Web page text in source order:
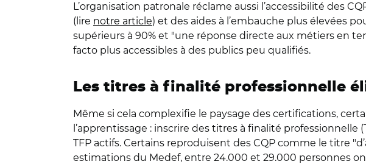
L’organisation patronale réclame aussi l’accessibilité des
(lire notre article) et des aides à l’embauche plus élevées
supérieurs à 90% et "une réponse directe aux métiers en
facto plus accessibles à des publics peu qualifiés.
Les titres à finalité professionnelle
Même si cela complexifie le paysage des certifications,
l’apprentissage : inscrire des titres à finalité professionnelle
TFP actifs. Certains reproduisent des CQP comme le titre
estimations du Medef, entre 24.000 et 29.000 personnes